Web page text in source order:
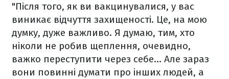
"Після того, як ви вакцинувалися, у вас
виникає відчуття захищеності. Це, на мою
думку, дуже важливо. Я думаю, тим, хто
ніколи не робив щеплення, очевидно,
важко переступити через себе… Але зараз
вони повинні думати про інших людей, а